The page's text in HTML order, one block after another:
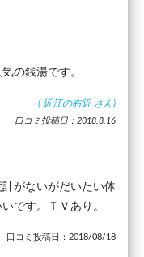
の銭湯です。
( 近江の右近 さん)
口コミ投稿日：2018.8.16
がないがだいたい体
です。ＴＶあり。
口コミ投稿日：2018/08/18